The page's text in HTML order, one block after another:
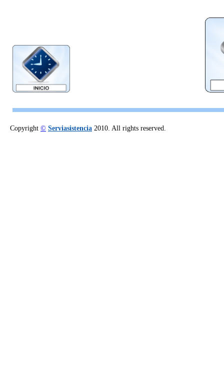
Copyright © Serviasistencia 2010. All rights reserved.